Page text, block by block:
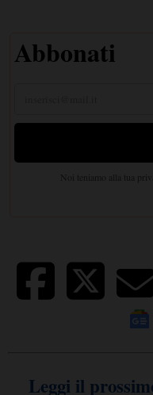
Leggi il